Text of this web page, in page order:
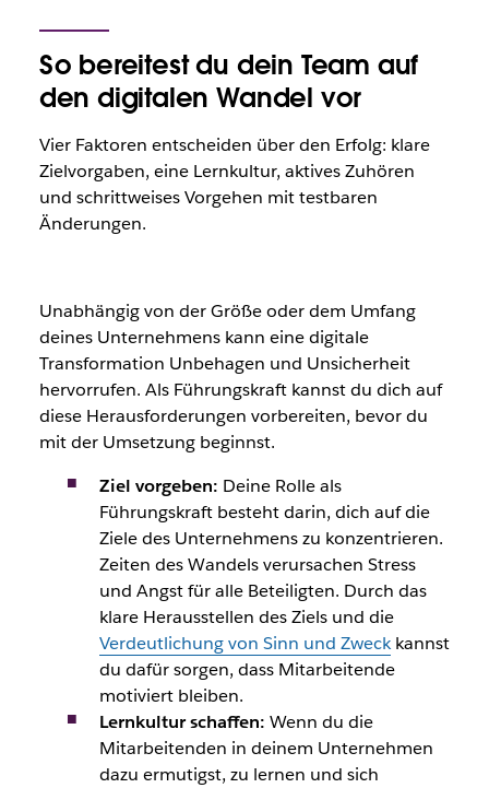
So bereitest du dein Team auf
den digitalen Wandel vor
Vier Faktoren entscheiden über den Erfolg: klare
Zielvorgaben, eine Lernkultur, aktives Zuhören
und schrittweises Vorgehen mit testbaren
Änderungen.
Unabhängig von der Größe oder dem Umfang
deines Unternehmens kann eine digitale
Transformation Unbehagen und Unsicherheit
hervorrufen. Als Führungskraft kannst du dich auf
diese Herausforderungen vorbereiten, bevor du
mit der Umsetzung beginnst.
Ziel vorgeben: Deine Rolle als
Führungskraft besteht darin, dich auf die
Ziele des Unternehmens zu konzentrieren.
Zeiten des Wandels verursachen Stress
und Angst für alle Beteiligten. Durch das
klare Herausstellen des Ziels und die
Verdeutlichung von Sinn und Zweckkannst
du dafür sorgen, dass Mitarbeitende
motiviert bleiben.
Lernkultur schaffen: Wenn du die
Mitarbeitenden in deinem Unternehmen
dazu ermutigst, zu lernen und sich